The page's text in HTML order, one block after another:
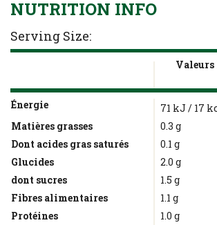
NUTRITION INFO
Serving Size:
Nutrition
Facts
Nutrient
Name
Énergie
71 kJ / 17
Matières grasses
0.3 g
Dont acides gras saturés
0.1 g
Glucides
2.0 g
dont sucres
1.5 g
Fibres alimentaires
1.1 g
Protéines
1.0 g